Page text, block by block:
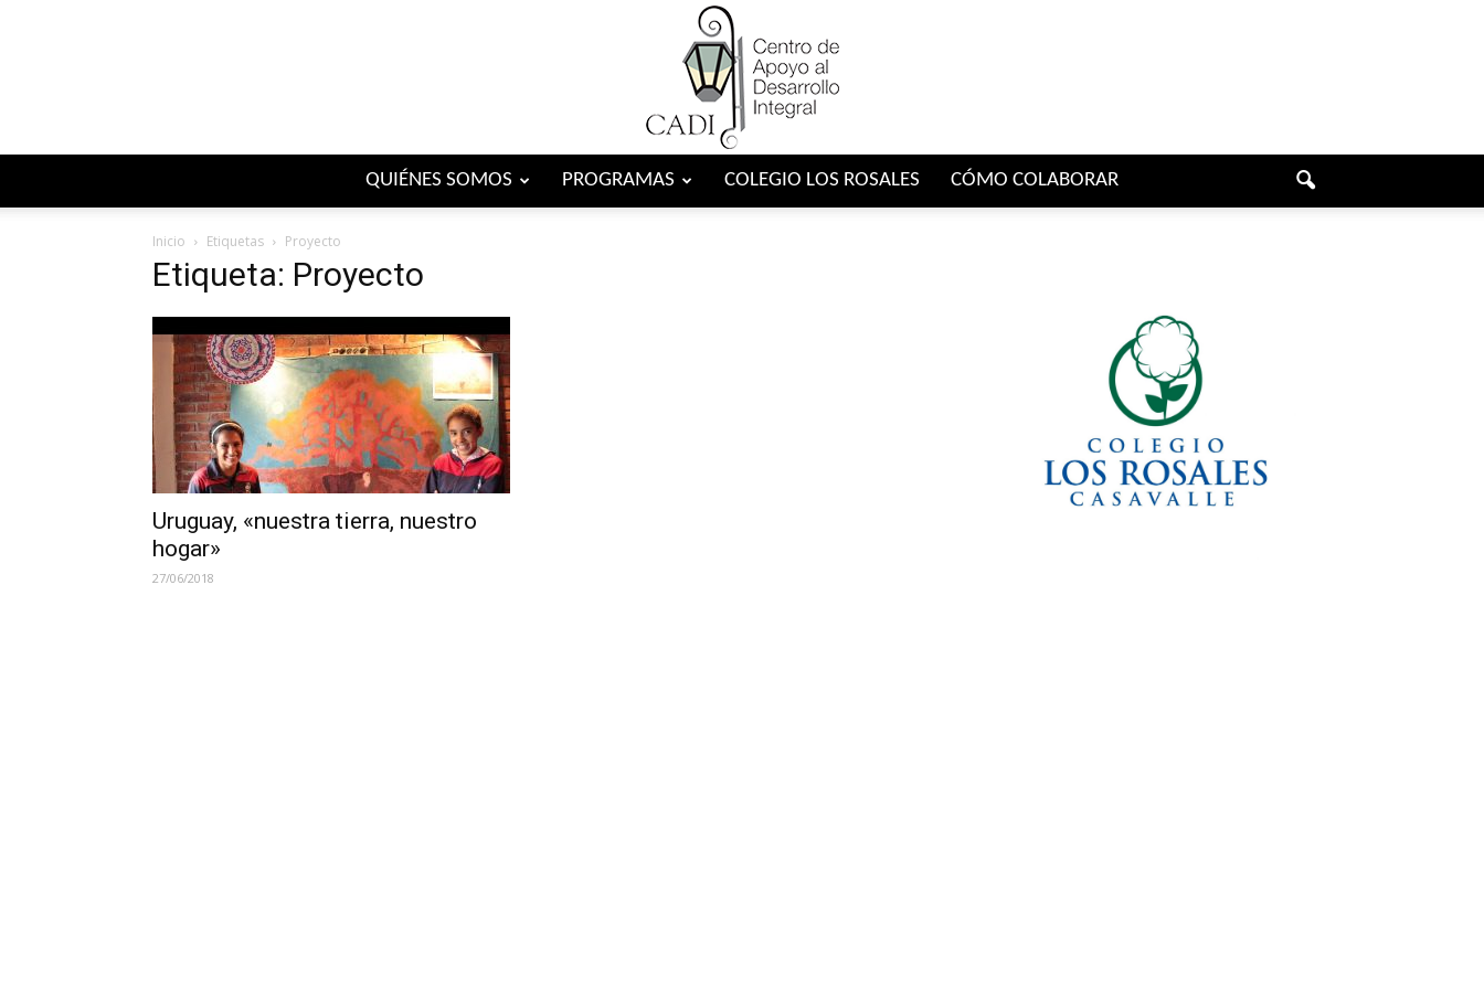
QUIÉNES SOMOS PROGRAMAS COLEGIO LOS ROSALES CÓMO COLABORAR
Inicio Etiquetas Proyecto
Etiqueta: Proyecto
Uruguay, «nuestra tierra, nuestro
hogar»
27/06/2018